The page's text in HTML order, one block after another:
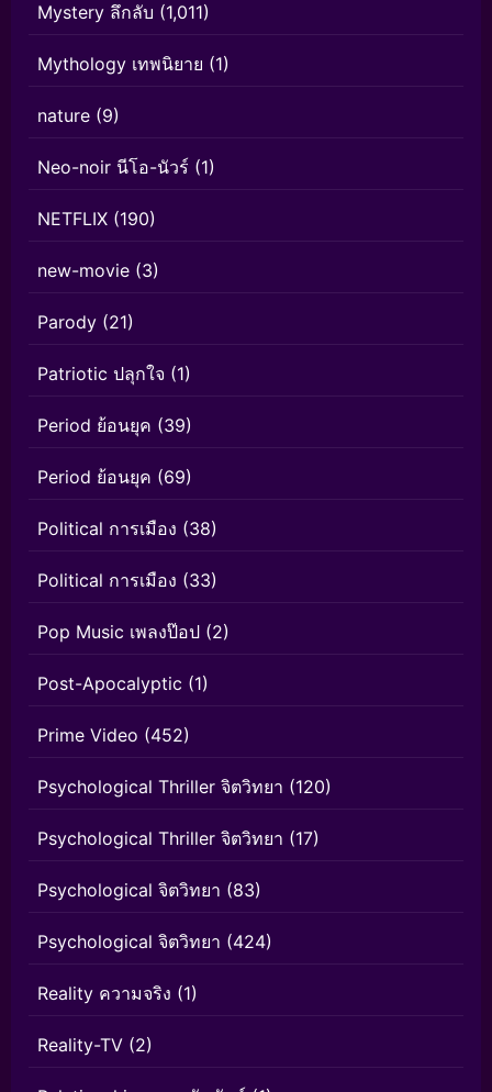
Mystery ลึกลับ (1,011)
Mythology เทพนิยาย (1)
nature (9)
Neo-noir นีโอ-นัวร์ (1)
NETFLIX (190)
new-movie (3)
Parody (21)
Patriotic ปลุกใจ (1)
Period ย้อนยุค (39)
Period ย้อนยุค (69)
Political การเมือง (38)
Political การเมือง (33)
Pop Music เพลงป๊อป (2)
Post-Apocalyptic (1)
Prime Video (452)
Psychological Thriller จิตวิทยา (120)
Psychological Thriller จิตวิทยา (17)
Psychological จิตวิทยา (83)
Psychological จิตวิทยา (424)
Reality ความจริง (1)
Reality-TV (2)